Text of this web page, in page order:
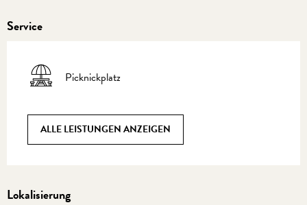
Service
Picknickplatz
ALLE LEISTUNGEN ANZEIGEN
Lokalisierung